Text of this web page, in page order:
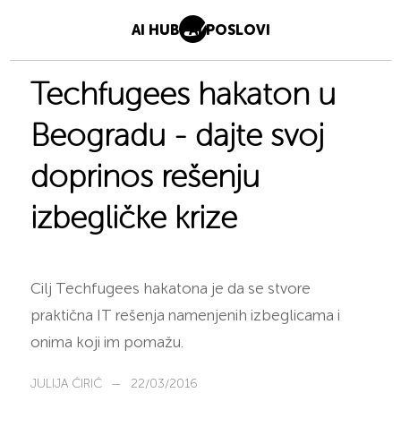
AI HUB AI POSLOVI
Techfugees hakaton u
Beogradu - dajte svoj
doprinos rešenju
izbegličke krize
Cilj Techfugees hakatona je da se stvore
praktična IT rešenja namenjenih izbeglicama i
onima koji im pomažu.
JULIJA ĆIRIĆ — 22/03/2016